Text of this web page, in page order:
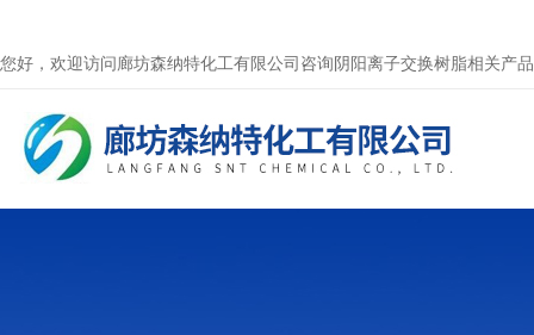
您好，欢迎访问廊坊森纳特化工有限公司咨询阴阳离子交换树脂相关产